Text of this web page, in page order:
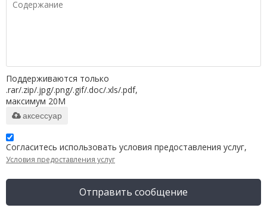
Поддерживаются только
.rar/.zip/.jpg/.png/.gif/.doc/.xls/.pdf,
максимум 20M
аксессуар
Согласитесь использовать условия предоставления услуг,
Условия предоставления услуг
Отправить сообщение